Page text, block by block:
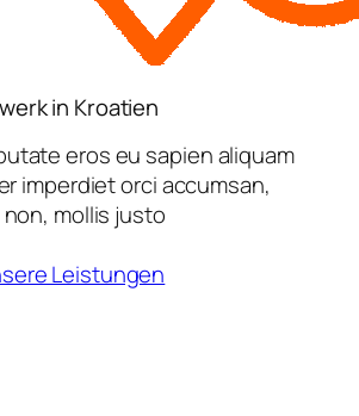
in Kroatien
eros eu sapien aliquam
imperdiet orci accumsan,
mollis justo
Leistungen